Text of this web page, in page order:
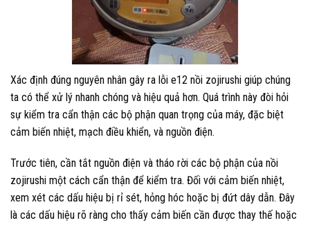
Xác định đúng nguyên nhân gây ra lỗi e12 nồi zojirushi giúp chúng
ta có thể xử lý nhanh chóng và hiệu quả hơn. Quá trình này đòi hỏi
sự kiểm tra cẩn thận các bộ phận quan trọng của máy, đặc biệt
cảm biến nhiệt, mạch điều khiển, và nguồn điện.
Trước tiên, cần tắt nguồn điện và tháo rời các bộ phận của nồi
zojirushi một cách cẩn thận để kiểm tra. Đối với cảm biến nhiệt,
xem xét các dấu hiệu bị rỉ sét, hỏng hóc hoặc bị đứt dây dẫn. Đây
là các dấu hiệu rõ ràng cho thấy cảm biến cần được thay thế hoặc